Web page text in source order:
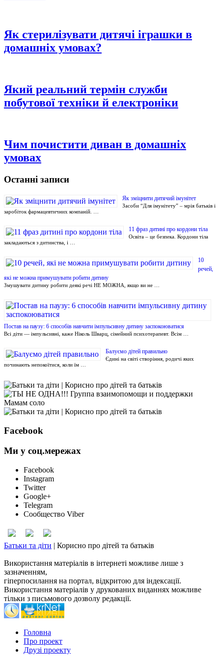
Як стерилізувати дитячі іграшки в
домашніх умовах?
Який реальний термін служби
побутової техніки й електроніки
Чим почистити диван в домашніх
умовах
Останні записи
Як зміцнити дитячий імунітет
Засоби “Для імунітету” – мрія батьків і
заробіток фармацевтичних компаній. …
11 фраз дитині про кордони тіла
Освіта – це безпека. Кордони тіла
закладаються з дитинства, і …
10
речей,
які не можна примушувати робити дитину
Змушувати дитину робити деякі речі НЕ МОЖНА, якщо ви не …
Постав на паузу: 6 способів навчити імпульсивну дитину заспокоюватися
Всі діти — імпульсивні, каже Ніколь Шварц, сімейний психотерапевт. Всім …
Балуємо дітей правильно
Єдині на світі створіння, родичі яких
починають непокоїтися, коли їм …
Facebook
Ми у соц.мережах
Facebook
Instagram
Twitter
Google+
Telegram
Сообщество Viber
Батьки та діти | Корисно про дітей та батьків
Використання матеріалів в інтернеті можливе лише з
зазначенням,
гіперпосилання на портал, відкритою для індексації.
Використання матеріалів у друкованих виданнях можливе
тільки з письмового дозволу редакції.
Головна
Про проект
Друзі проекту